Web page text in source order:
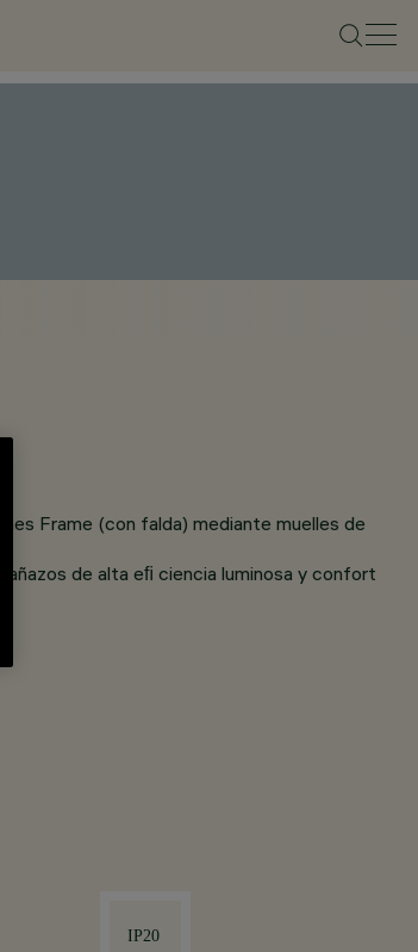
Frame (con falda) mediante muelles de
de alta eﬁ ciencia luminosa y confort